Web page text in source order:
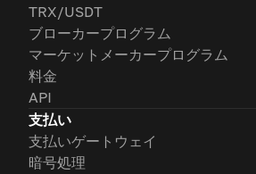
TRX/USDT
ブローカープログラム
マーケットメーカープログラム
料金
API
支払い
支払いゲートウェイ
暗号処理